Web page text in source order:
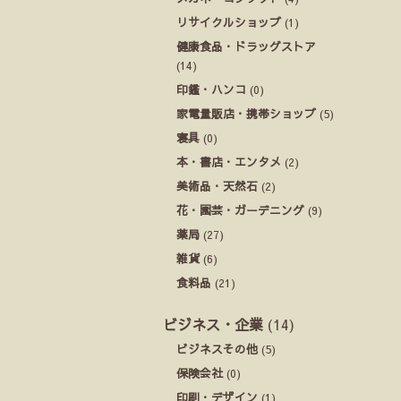
リサイクルショップ (1)
健康食品・ドラッグストア
(14)
印鑑・ハンコ (0)
家電量販店・携帯ショップ (5)
寝具 (0)
本・書店・エンタメ (2)
美術品・天然石 (2)
花・園芸・ガーデニング (9)
薬局 (27)
雑貨(6)
食料品 (21)
ビジネス・企業 (14)
ビジネスその他 (5)
保険会社(0)
印刷・デザイン (1)